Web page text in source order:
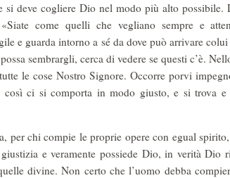
si deve cogliere Dio nel modo più alto possibile.
come quelli che vegliano sempre e
e guarda intorno a sé da dove può arrivare colui
sembrargli, cerca di vedere se questi c’è.
le cose Nostro Signore. Occorre porvi
ci si comporta in modo giusto, e si trova
per chi compie le proprie opere con egual
e veramente possiede Dio, in verità Dio
divine. Non certo che l’uomo debba